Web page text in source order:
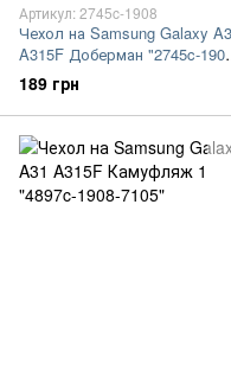
Артикул: 2745c-1908
Чехол на Samsung Galaxy
A315F Доберман "2745c-
7105"
189 грн